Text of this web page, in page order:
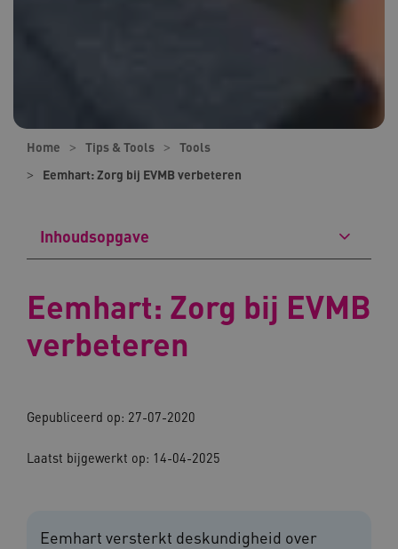
Home Tips & Tools
Tools
Eemhart: Zorg bij EVMB verbeteren
Inhoudsopgave
Eemhart: Zorg bij EVMB
verbeteren
Gepubliceerd op: 27-07-2020
Laatst bijgewerkt op: 14-04-2025
Eemhart versterkt deskundigheid over